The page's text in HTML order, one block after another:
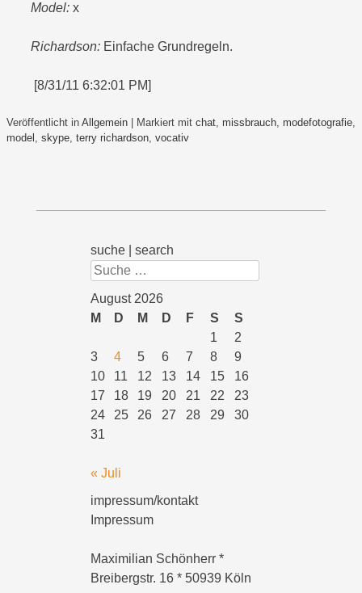
Model: x
Richardson: Einfache Grundregeln.
[8/31/11 6:32:01 PM]
Veröffentlicht in Allgemein Markiert mit chat, missbrauch, modefotografie,
model , skype, terry richardson, vocativ
suche | search
Suchen
August 2026
M
D M D F S
S
1
2
3
4 5 6 7 8
9
10
11 12 13 14 15
16
17
18 19 20 21 22
23
24
25 26 27 28 29
30
31
« Juli
impressum/kontakt
Impressum
Maximilian Schönherr *
Breibergstr. 16 * 50939 Köln